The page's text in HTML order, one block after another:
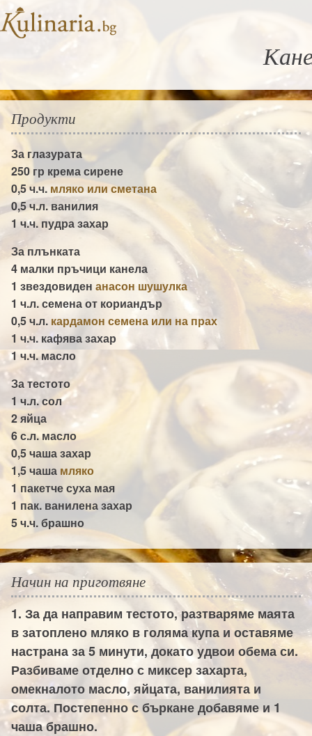
Продукти
За глазурата
250 гр крема сирене
0,5 ч.ч. мляко или сметана
0,5 ч.л.ванилия
1 ч.ч. пудра захар
За плънката
4 малки пръчици канела
1 звездовиден анасон шушулка
1 ч.л. семена от кориандър
0,5 ч.л. кардамон семена или на прах
1 ч.ч. кафява захар
1 ч.ч.масло
За тестото
1 ч.л.сол
2яйца
6 с.л. масло
0,5 чашазахар
1,5 чаша мляко
1 пакетчесуха мая
1 пак. ванилена захар
5 ч.ч.брашно
Начин на приготвяне
1. За да направим тестото, разтваряме маята
в затоплено мляко в голяма купа и оставяме
настрана за 5 минути, докато удвои обема си.
Разбиваме отделно с миксер захарта,
омекналото масло, яйцата, ванилията и
солта. Постепенно с бъркане добавяме и 1
чаша брашно.